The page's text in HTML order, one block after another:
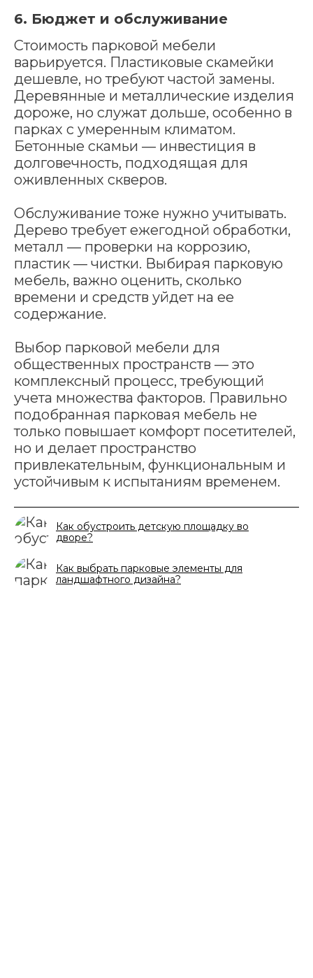
6. Бюджет и обслуживание
Стоимость парковой мебели
варьируется. Пластиковые скамейки
дешевле, но требуют частой замены.
Деревянные и металлические изделия
дороже, но служат дольше, особенно в
парках с умеренным климатом.
Бетонные скамьи — инвестиция в
долговечность, подходящая для
оживленных скверов.
Обслуживание тоже нужно учитывать.
Дерево требует ежегодной обработки,
металл — проверки на коррозию,
пластик — чистки. Выбирая парковую
мебель, важно оценить, сколько
времени и средств уйдет на ее
содержание.
Выбор парковой мебели для
общественных пространств — это
комплексный процесс, требующий
учета множества факторов. Правильно
подобранная парковая мебель не
только повышает комфорт посетителей,
но и делает пространство
привлекательным, функциональным и
устойчивым к испытаниям временем.
Как обустроить детскую площадку во
дворе?
Как выбрать парковые элементы для
ландшафтного дизайна?